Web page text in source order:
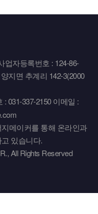
업자등록번호 : 124-86-
지면 추계리 142-3(2000
: 031-337-2150 이메일 :
메이커를 통해 온라인과
있습니다.
All Rights Reserved